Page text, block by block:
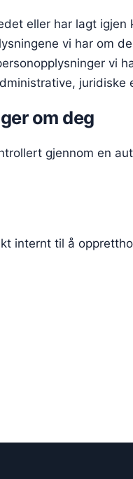
eller har lagt igjen
vi har om
vi
juridiske
om deg
gjennom en
internt til å